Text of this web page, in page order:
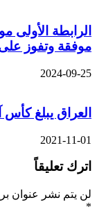
الأولى
وتفوز على
2024-09-
يبلغ كأس
2021-11-
تعليقاً
يتم نشر عنوان